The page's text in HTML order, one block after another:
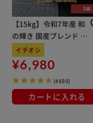
【15kg】令和7年産 和
の輝き 国産ブレンド 5
kg×3袋
イチオシ
¥6,980
(4690)
カートに入れる